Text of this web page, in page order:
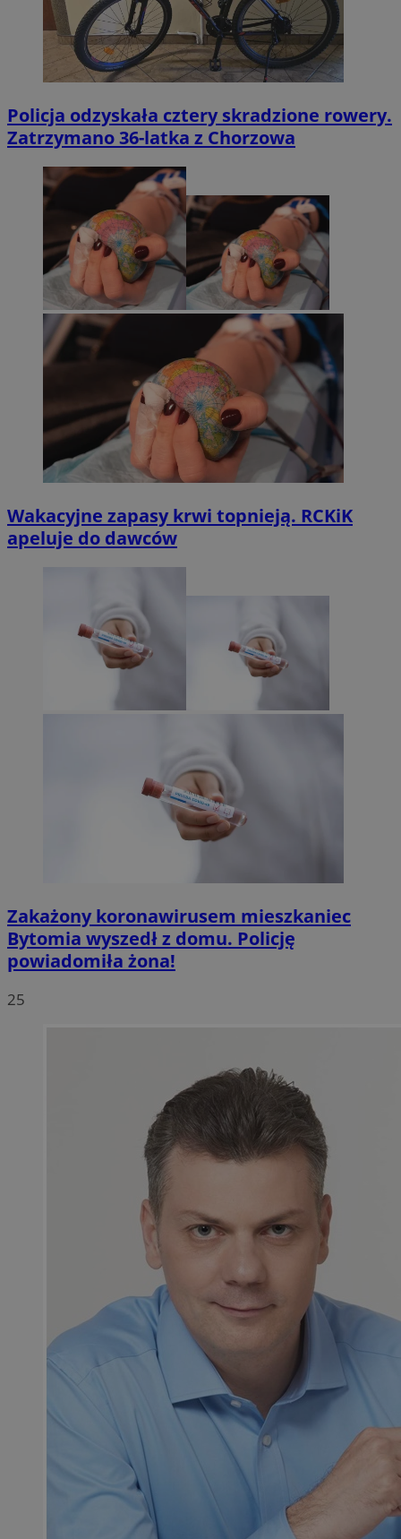
Policja odzyskała cztery skradzione rowery.
Zatrzymano 36-latka z Chorzowa
Wakacyjne zapasy krwi topnieją. RCKiK
apeluje do dawców
Zakażony koronawirusem mieszkaniec
Bytomia wyszedł z domu. Policję
powiadomiła żona!
25